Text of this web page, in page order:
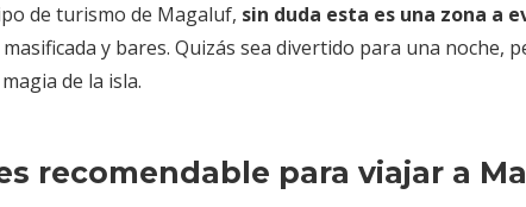
de turismo de Magaluf, sin duda esta es una zona a
y bares. Quizás sea divertido para una noche,
de la isla.
recomendable para viajar a